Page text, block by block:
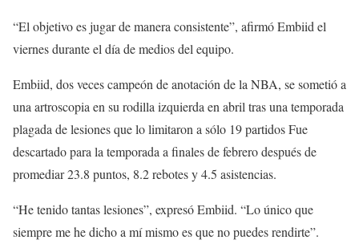
“El objetivo es jugar de manera consistente”, afirmó Embiid el
viernes durante el día de medios del equipo.
Embiid, dos veces campeón de anotación de la NBA, se sometió a
una artroscopia en su rodilla izquierda en abril tras una temporada
plagada de lesiones que lo limitaron a sólo 19 partidos Fue
descartado para la temporada a finales de febrero después de
promediar 23.8 puntos, 8.2 rebotes y 4.5 asistencias.
“He tenido tantas lesiones”, expresó Embiid. “Lo único que
siempre me he dicho a mí mismo es que no puedes rendirte”.